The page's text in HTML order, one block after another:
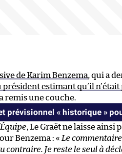
de Karim Benzema, qui a
président estimant qu’il n’était
remis une couche.
prévisionnel « historique »
, Le Graët ne laisse ainsi
Benzema : « Le
contraire. Je reste le seul à